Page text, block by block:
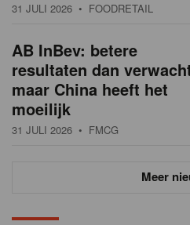
31 JULI 2026 • FOODRETAIL
AB InBev: betere
resultaten dan
maar China heeft het
moeilijk
31 JULI 2026 • FMCG
Meer